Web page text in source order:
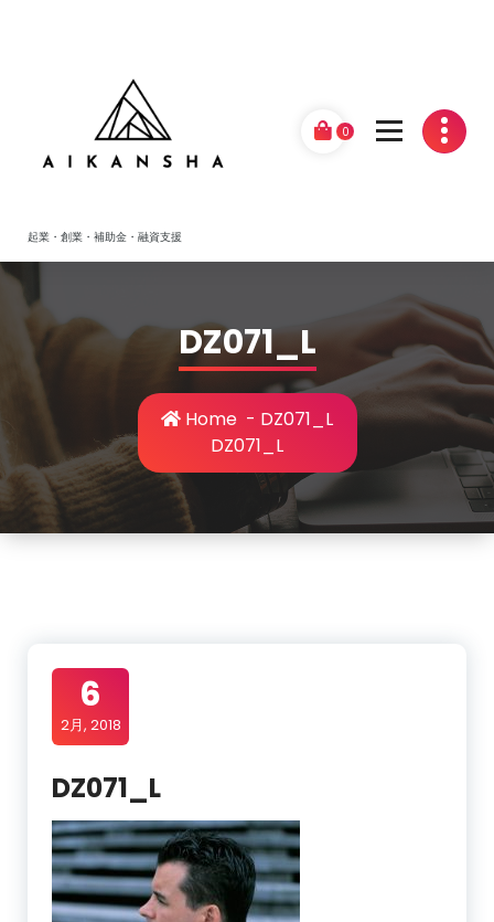
起業・創業・補助金・融資支援
0
DZ071_L
Home - DZ071_L
DZ071_L
6
2月, 2018
DZ071_L